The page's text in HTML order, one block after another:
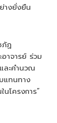
งยั่งยืน
ภัฏ
าจารย์ ร่วม
ละคำนวณ
แทนทาง
โครงการ”